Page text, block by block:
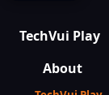
TechVui Play
About